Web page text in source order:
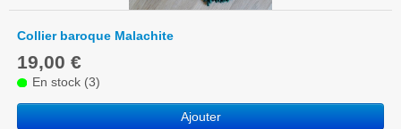
Collier baroque Malachite
19,00 €
En stock (3)
Ajouter